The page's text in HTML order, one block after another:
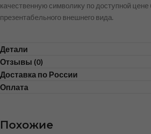
качественную символику по доступной цене
презентабельного внешнего вида.
Детали
Отзывы (0)
Доставка по России
Оплата
Похожие